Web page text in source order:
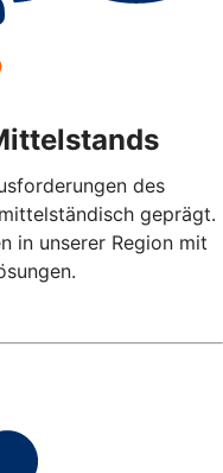
des
geprägt.
in unserer Region mit